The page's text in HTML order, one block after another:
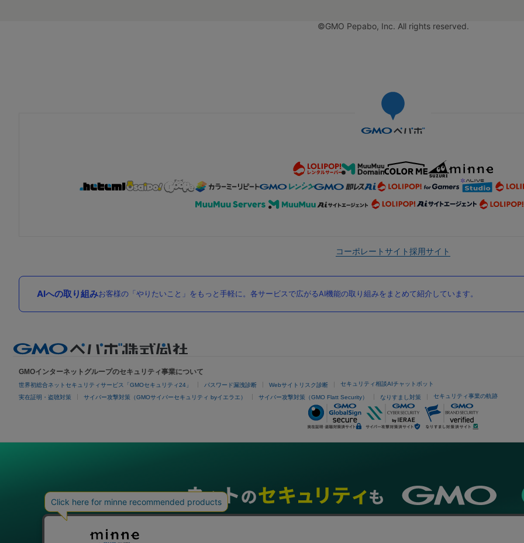
©GMO Pepabo, Inc. All rights reserved.
コーポレートサイト採用サイト
AIへの取り組みお客様の「やりたいこと」をもっと手軽に。各サービスで広がるAI機能の取り組みをまとめて紹介しています。
GMOインターネットグループのセキュリティ事業について
世界初総合ネットセキュリティサービス「GMOセキュリティ24」 パスワード漏洩診断 Webサイトリスク診断 セキュリティ相談AIチャットボット
実在証明・盗聴対策 サイバー攻撃対策（GMOサイバーセキュリティ byイエラエ） サイバー攻撃対策（GMO Flatt Security） なりすまし対策 セキュリティ事業の軌跡